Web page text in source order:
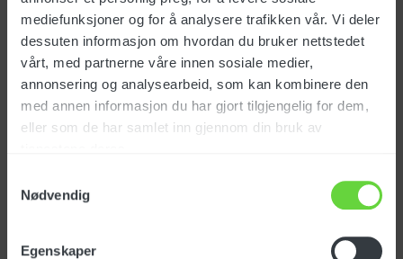
mediefunksjoner og for å analysere trafikken vår. Vi deler
dessuten informasjon om hvordan du bruker nettstedet
vårt, med partnerne våre innen sosiale medier,
annonsering og analysearbeid, som kan kombinere den
med annen informasjon du har gjort tilgjengelig for dem,
eller som de har samlet inn gjennom din bruk av
Nødvendig
Egenskaper
Passord: